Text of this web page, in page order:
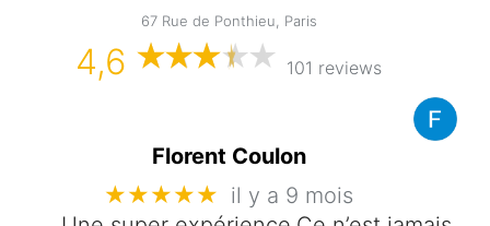
67 Rue de Ponthieu, Paris
4,6 101 reviews
Florent Coulon
★★★★★ il y a 9 mois